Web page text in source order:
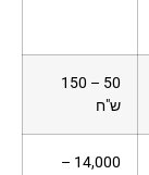
50 – 150
ש"ח
14,000 –